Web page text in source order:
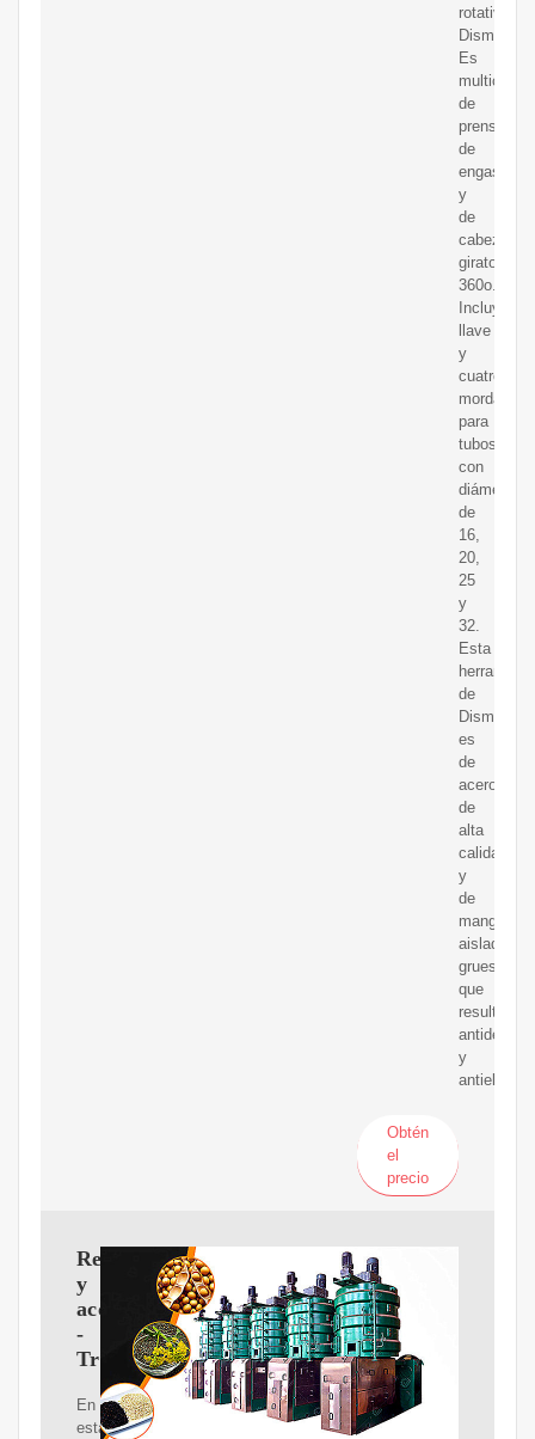
rotativa
Dismat.
Es
multicapa,
de
prensa
de
engaste
y
de
cabezal
giratorio
360o.
Incluye
llave
y
cuatro
mordazas
para
tubos
con
diámetros
de
16,
20,
25
y
32.
Esta
de
Dismat,
es
de
acero
de
alta
calidad
y
de
mango
aislado
grueso
que
resulta
y
Obtén
el
precio
Refacciones
y
accesorios
-
Truper
En
esta